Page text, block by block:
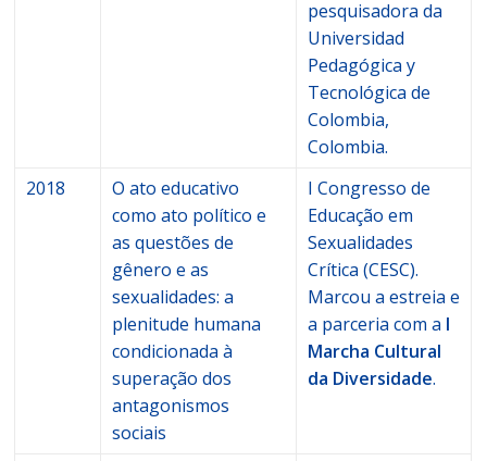
pesquisadora da
Universidad
Pedagógica y
Tecnológica de
Colombia,
Colombia.
2018
O ato educativo
como ato político e
as questões de
gênero e as
sexualidades: a
plenitude humana
condicionada à
superação dos
antagonismos
sociais
I Congresso de
Educação em
Sexualidades
Crítica (CESC).
Marcou a estreia e
a parceria com a I
Marcha Cultural
da Diversidade.